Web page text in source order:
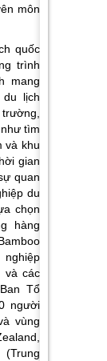
môn
quốc
trình
mang
lịch
tìm
và khu
gian
quan
du
chọn
hàng
nghiệp
và các
Tổ
người
vùng